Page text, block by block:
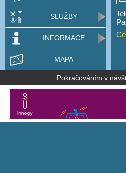
SLUŽBY
INFORMACE
MAPA
Pokračováním v